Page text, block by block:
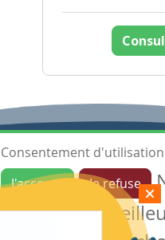
Ressources
Les ressources
Créer une ressource
Consentement d'utilisation
J'accepte
Je refuse
garantir de